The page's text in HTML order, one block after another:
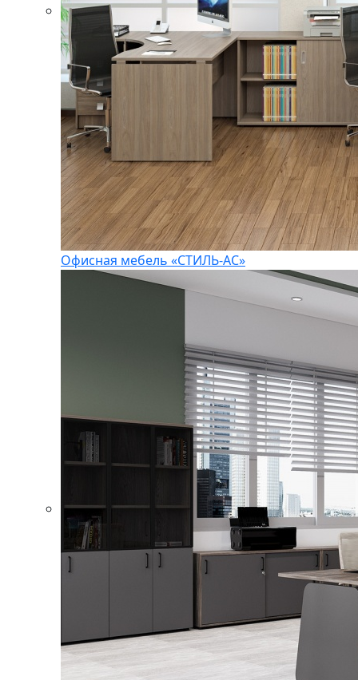
Офисная мебель «СТИЛЬ-АС»